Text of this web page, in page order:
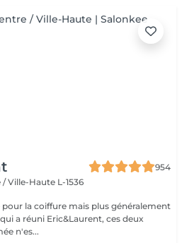
954
Ville-Haute L-1536
la coiffure mais plus généralement
a réuni Eric&Laurent, ces deux
n'es...